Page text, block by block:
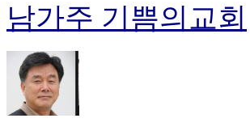
남가주 기쁨의교회